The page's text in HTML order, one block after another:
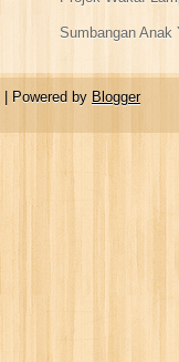
Sumbangan Anak
| Powered by Blogger